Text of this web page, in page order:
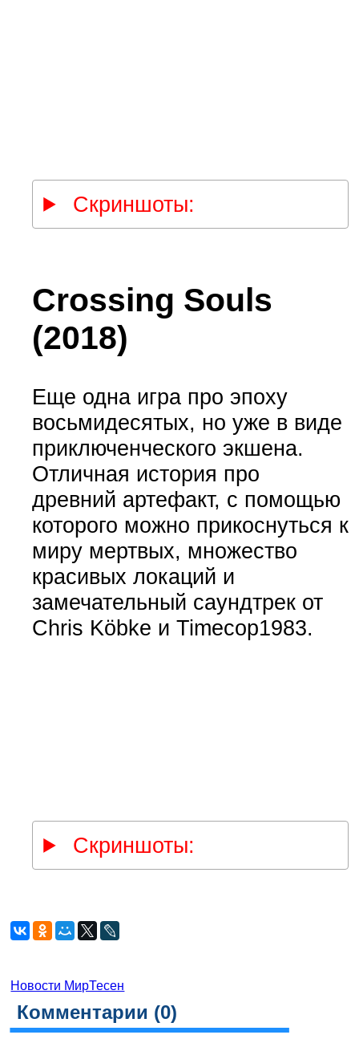
Скриншоты:
Crossing Souls
(2018)
Еще одна игра про эпоху
восьмидесятых, но уже в виде
приключенческого экшена.
Отличная история про
древний артефакт, с помощью
которого можно прикоснуться к
миру мертвых, множество
красивых локаций и
замечательный саундтрек от
Chris Köbke и Timecop1983.
Скриншоты:
Новости МирТесен
Комментарии (0)